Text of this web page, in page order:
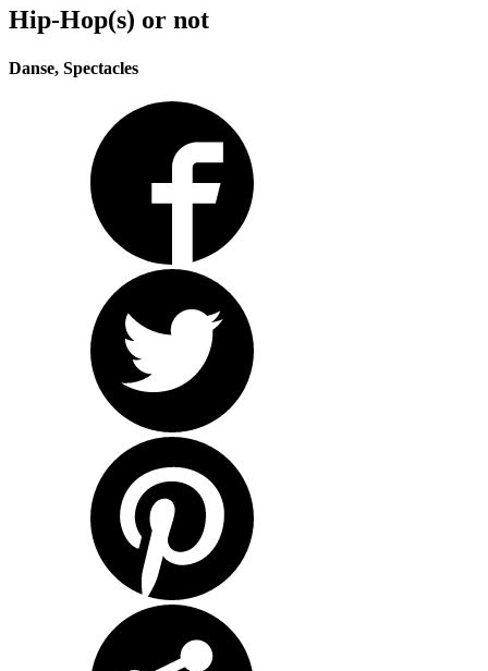
Hip-Hop(s) or not
Danse, Spectacles